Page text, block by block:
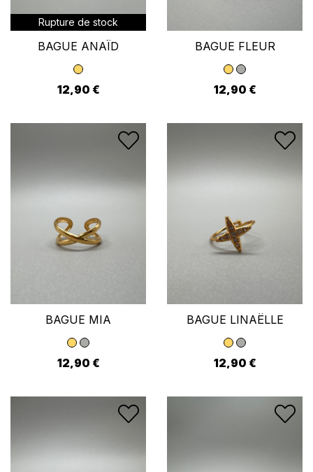
Rupture de stock
BAGUE ANAÏD
12,90 €
BAGUE FLEUR
12,90 €
BAGUE MIA
12,90 €
BAGUE LINAËLLE
12,90 €